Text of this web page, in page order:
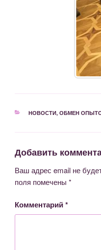
РУБРИКИ
НОВОСТИ, ОБМЕН
Добавить
Ваш адрес email не
поля помечены *
Комментарий*